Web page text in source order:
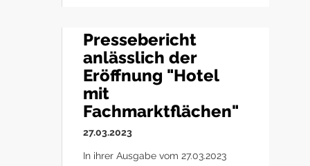
Pressebericht
anlässlich der
Eröffnung "Hotel
mit
Fachmarktflächen"
27.03.2023
In ihrer Ausgabe vom 27.03.2023